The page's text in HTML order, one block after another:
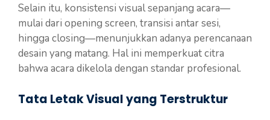
Selain itu, konsistensi visual sepanjang acara—
mulai dari opening screen, transisi antar sesi,
hingga closing—menunjukkan adanya perencanaan
desain yang matang. Hal ini memperkuat citra
bahwa acara dikelola dengan standar profesional.
Tata Letak Visual yang Terstruktur